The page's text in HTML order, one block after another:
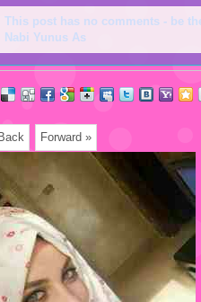
This post has no comments - be
Nabi Yunus As